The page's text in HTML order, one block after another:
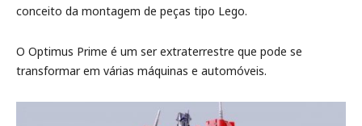
conceito da montagem de peças tipo Lego.
O Optimus Prime é um ser extraterrestre que pode se
transformar em várias máquinas e automóveis.